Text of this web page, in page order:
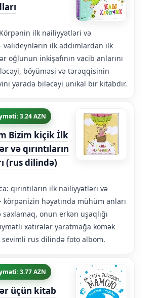
ilk nailiyyətləri və
valideynlərin ilk addımlardan ilk
oğlunun inkişafının vacib anlarını
böyüməsi və tərəqqisinin
yarada biləcəyi unikal bir kitabdır.
3.24 AZN
Bizim kiçik İlk
və qırıntıların
(rus dilində)
qırıntıların ilk nailiyyətləri və
körpənizin həyatında mühüm anları
onun erkən uşaqlığı
xatirələr yaratmağa kömək
sevimli rus dilində foto albom.
3.77 AZN
üçün kitab